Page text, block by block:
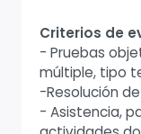
Criterios de
- Pruebas
múltiple, tipo
-Resolución
- Asistencia,